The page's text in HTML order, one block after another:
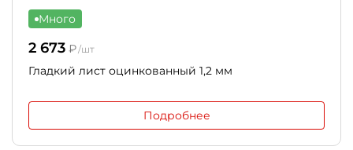
Много
2 673 ₽/шт
Гладкий лист оцинкованный 1,2 мм
Подробнее